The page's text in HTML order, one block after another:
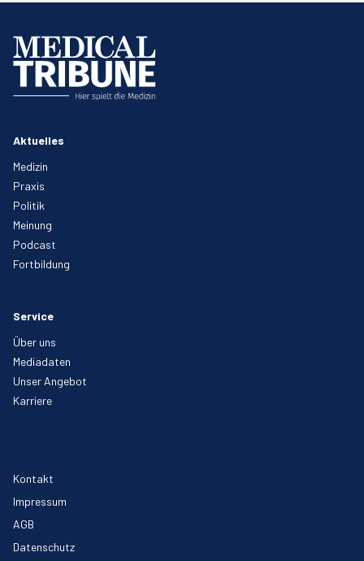
Aktuelles
Medizin
Praxis
Politik
Meinung
Podcast
Fortbildung
Service
Über uns
Mediadaten
Unser Angebot
Karriere
Kontakt
Impressum
AGB
Datenschutz